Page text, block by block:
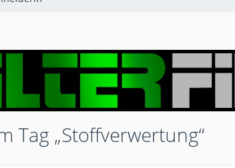
Tag „Stoffverwertung“